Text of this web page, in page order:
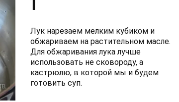
Лук нарезаем мелким кубиком и
обжариваем на растительном масле.
Для обжаривания лука лучше
использовать не сковороду, а
кастрюлю, в которой мы и будем
готовить суп.